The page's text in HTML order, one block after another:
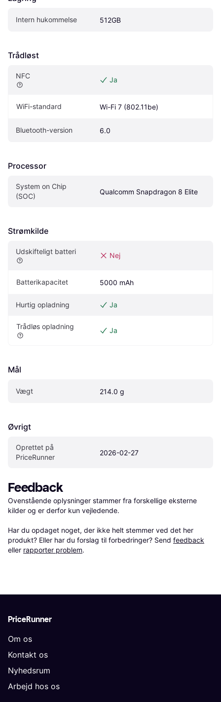
Intern hukommelse 512GB
Trådløst
NFC Ja
WiFi-standard Wi-Fi 7 (802.11be)
Bluetooth-version 6.0
Processor
System on Chip
(SOC)
Qualcomm Snapdragon 8 Elite
Strømkilde
Udskifteligt batteri Nej
Batterikapacitet 5000 mAh
Hurtig opladning Ja
Trådløs opladning Ja
Mål
Vægt 214.0 g
Øvrigt
Oprettet på
PriceRunner
2026-02-27
Feedback
Ovenstående oplysninger stammer fra forskellige eksterne
kilder og er derfor kun vejledende.
Har du opdaget noget, der ikke helt stemmer ved det her
produkt? Eller har du forslag til forbedringer? Send feedback
eller rapporter problem.
PriceRunner
Om os
Kontakt os
Nyhedsrum
Arbejd hos os